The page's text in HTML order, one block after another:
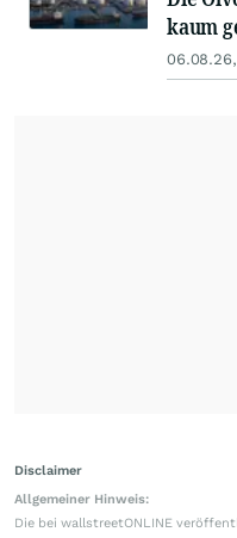
kaum
Disclaimer
Allgemeiner Hinweis:
Die bei wallstreetONLINE